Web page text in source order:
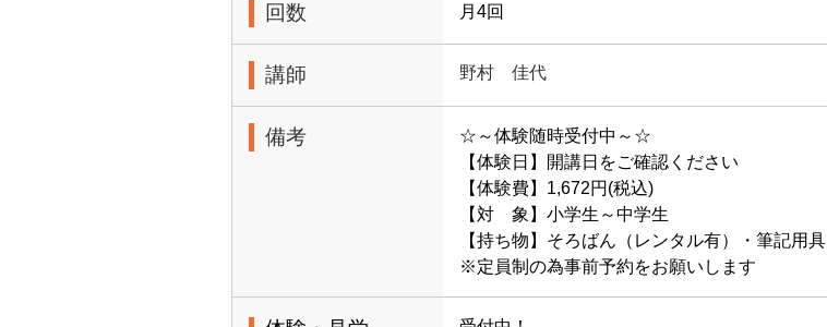
回数 月4回
講師 野村 佳代
備考
☆～体験随時受付中～☆
【体験日】開講日をご確認ください
【体験費】1,672円(税込)
【対 象】小学生～中学生
【持ち物】そろばん（レンタル有）・筆記用具
※定員制の為事前予約をお願いします